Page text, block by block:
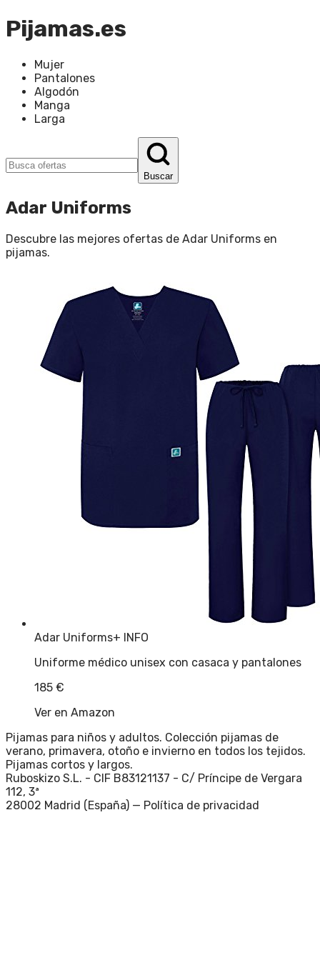
Pijamas.es
Mujer
Pantalones
Algodón
Manga
Larga
Buscar
Adar Uniforms
Descubre las mejores ofertas de Adar Uniforms en
pijamas.
Adar Uniforms+ INFO
Uniforme médico unisex con casaca y pantalones
185 €
Ver en Amazon
Pijamas para niños y adultos. Colección pijamas de
verano, primavera, otoño e invierno en todos los tejidos.
Pijamas cortos y largos.
Ruboskizo S.L. - CIF B83121137 - C/ Príncipe de Vergara
112, 3ª
28002 Madrid (España) — Política de privacidad